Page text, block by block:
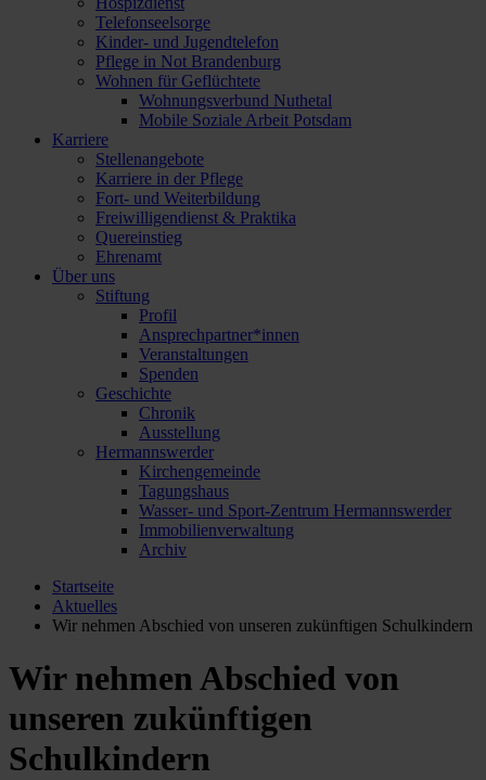
Telefonseelsorge
Kinder- und Jugendtelefon
Pflege in Not Brandenburg
Wohnen für Geflüchtete
Wohnungsverbund Nuthetal
Mobile Soziale Arbeit Potsdam
Karriere
Stellenangebote
Karriere in der Pflege
Fort- und Weiterbildung
Freiwilligendienst & Praktika
Quereinstieg
Ehrenamt
Über uns
Stiftung
Profil
Ansprechpartner*innen
Veranstaltungen
Spenden
Geschichte
Chronik
Ausstellung
Hermannswerder
Kirchengemeinde
Tagungshaus
Wasser- und Sport-Zentrum Hermannswerder
Immobilienverwaltung
Archiv
Startseite
Aktuelles
Wir nehmen Abschied von unseren zukünftigen Schulkindern
Wir nehmen Abschied von
unseren zukünftigen
Schulkindern